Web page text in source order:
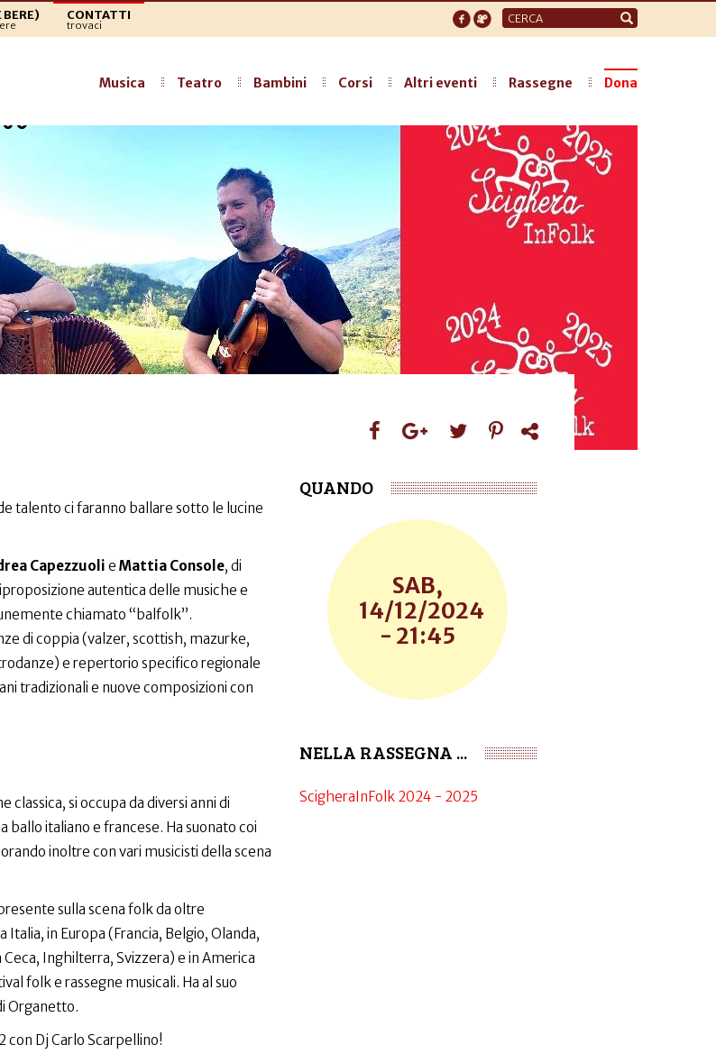
BERE) CONTATTI
trovaci
Form
di
Musica Teatro Bambini Corsi Altri eventi Rassegne Dona
talento ci faranno ballare sotto le lucine
Capezzuoli e Mattia Console, di
autentica delle musiche e
chiamato “balfolk”.
di coppia (valzer, scottish, mazurke,
e repertorio specifico regionale
tradizionali e nuove composizioni con
si occupa da diversi anni di
ballo italiano e francese. Ha suonato coi
inoltre con vari musicisti della scena
sulla scena folk da oltre
in Europa (Francia, Belgio, Olanda,
Inghilterra, Svizzera) e in America
folk e rassegne musicali. Ha al suo
Organetto.
con Dj Carlo Scarpellino!
QUANDO
SAB,
14/12/2024
- 21:45
NELLA RASSEGNA ...
ScigheraInFolk 2024 - 2025